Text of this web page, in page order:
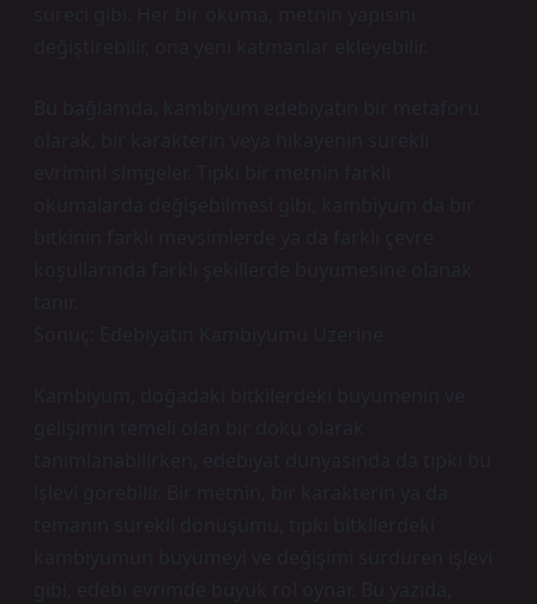
süreci gibi. Her bir okuma, metnin yapısını
değiştirebilir, ona yeni katmanlar ekleyebilir.
Bu bağlamda, kambiyum edebiyatın bir metaforu
olarak, bir karakterin veya hikayenin sürekli
evrimini simgeler. Tıpkı bir metnin farklı
okumalarda değişebilmesi gibi, kambiyum da bir
bitkinin farklı mevsimlerde ya da farklı çevre
koşullarında farklı şekillerde büyümesine olanak
tanır.
Sonuç: Edebiyatın Kambiyumu Üzerine
Kambiyum, doğadaki bitkilerdeki büyümenin ve
gelişimin temeli olan bir doku olarak
tanımlanabilirken, edebiyat dünyasında da tıpkı bu
işlevi görebilir. Bir metnin, bir karakterin ya da
temanın sürekli dönüşümü, tıpkı bitkilerdeki
kambiyumun büyümeyi ve değişimi sürdüren işlevi
gibi, edebi evrimde büyük rol oynar. Bu yazıda,